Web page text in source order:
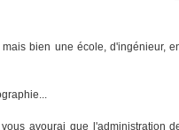
bien une école, d'ingénieur,
avourai que l'administration